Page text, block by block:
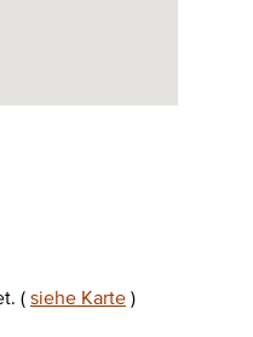
( siehe Karte )